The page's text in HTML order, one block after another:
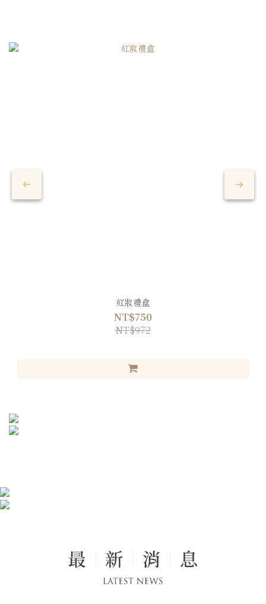
紅妝禮盒
NT$750
NT$972